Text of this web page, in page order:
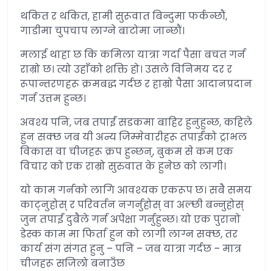
थकित र थकित, हामी सुरूवात बिन्दुमा फर्कन्छौं,
गाडीमा चुपचाप लाग्ने बाटोमा जान्छौं।
मलाई थाहा छ कि कमिला यात्रा गर्दा पैसा बचत गर्न
राम्रो छ। त्यो उहाँको शक्ति हो। उसले विनिमय दर र
रूपान्तरणहरू क्रमबद्ध गर्दछ र हाम्रो पैसा आदानप्रदान
गर्न उत्तम हुन्छ।
अवश्य पनि, जब तपाईं सडकमा बाहिर हुनुहुन्छ, कहिले
हुन सक्छ जब यी अन्य जिम्मेवारीहरू तपाईंको ट्राभल
विकास वा चीजहरू क्रप हुन्छन्, बुकम से कम एक
विचार को एक राम्रो सुरुवात के हुनेछ को लागी।
यो काम गर्नको लागि आवश्यक एकरूप छ। सबै समय
काट्नुहोस् र परिवर्तन नगर्नुहोस् वा अल्छी बन्नुहोस्
जुन तपाईं दुबैले गर्न अपेक्षा गर्नुहुन्छ। यो एक पुरानो
डेस्क काम मा फिर्ता हुन को लागी लाग्न सक्छ, तर
कार्य संग संगत हुनु – पनि – जब यात्रा गर्दछ – मात्र
चीजहरू सजिलो बनाउँछ